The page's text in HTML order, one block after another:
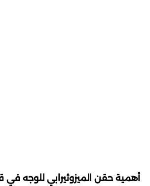
أهمية حقن الميزوثيرابي للوجه في